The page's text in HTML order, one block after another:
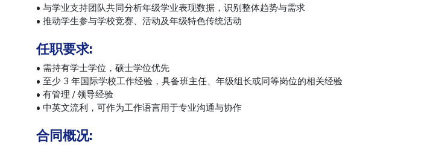
• 与学业支持团队共同分析年级学业表现数据，识别整体趋势与需求
• 推动学生参与学校竞赛、活动及年级特色传统活动
任职要求:
• 需持有学士学位，硕士学位优先
• 至少 3 年国际学校工作经验，具备班主任、年级组长或同等岗位的相关经验
• 有管理 / 领导经验
• 中英文流利，可作为工作语言用于专业沟通与协作
合同概况: